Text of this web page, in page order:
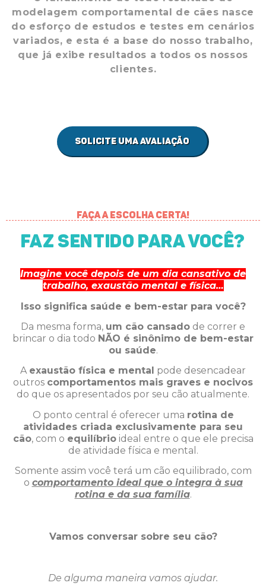
modelagem comportamental de cães nasce
do esforço de estudos e testes em cenários
variados, e esta é a base do nosso trabalho,
que já exibe resultados a todos os nossos
clientes.
Solicite uma avaliação
Faça a escolha certa!
Faz sentido para você?
Imagine você depois de um dia cansativo de
trabalho, exaustão mental e física…
Isso significa saúde e bem-estar para você?
Da mesma forma, um cão cansado de correr e
brincar o dia todo NÃO é sinônimo de bem-estar
ou saúde.
A exaustão física e mental pode desencadear
outros comportamentos mais graves e nocivos
do que os apresentados por seu cão atualmente.
O ponto central é oferecer uma rotina de
atividades criada exclusivamente para seu
cão, com o equilíbrioideal entre o que ele precisa
de atividade física e mental.
Somente assim você terá um cão equilibrado, com
o comportamento ideal que o integra à sua
rotina e da sua família.
Vamos conversar sobre seu cão?
De alguma maneira vamos ajudar.